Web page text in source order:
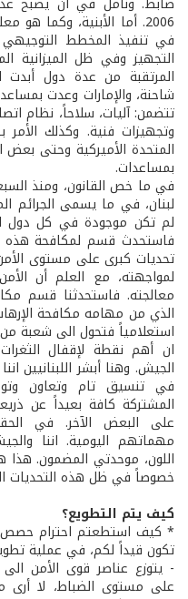
2006. أما الأبنية، وكما
في تنفيذ المخطط
التجهيز وفي ظل الميزانية
شاحنة، والإمارات وعدت
تتضمن: آليات، سلاحاً، نظام
وتجهيزات فنية. وكذلك الأمر
المتحدة الأميركية وحتى بعض
بمساعدات.
في ما خص القانون، ومنذ
لبنان، في ما يسمى الجرائم
لم تكن موجودة في كل دول
فاستحدث قسم لمكافحة هذه
تحديات كبرى على مستوى
لمواجهته، مع العلم أن
معالجته. فاستحدثنا قسم
الذي من مهامه مكافحة
استعلامياً فتحول الى شعبة
ان أهم نقطة لإقفال
الجيش. وهنا أبشر اللبنانيين
في تنسيق تام وتعاون
المشتركة كافة بعيداً عن
على البعض الآخر. في
مهماتهم اليومية. اننا
اللون، موحدتي المضمون. هذا
خصوصاً في ظل هذه التحديات
كيف يتم التطويع؟
* كيف استطعتم احترام حصص
تكون قيداً لكم، في عملية
- يتوزع عناصر قوى الأمن الى
على مستوى الضباط، لا أرى